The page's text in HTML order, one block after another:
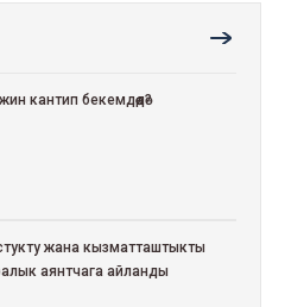
кантип бекемдөөдө?
жана кызматташтыкты
аянтчага айланды